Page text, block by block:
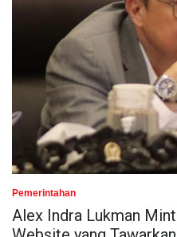
Pemerintahan
Alex Indra Lukman